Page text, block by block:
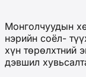
Монголчуудын
нэрийн соёл-
хүн төрөлхтний
дэвшил